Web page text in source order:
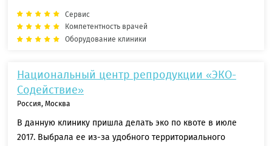
Сервис
Компетентность врачей
Оборудование клиники
Национальный центр репродукции «ЭКО-
Содействие»
Россия, Москва
В данную клинику пришла делать эко по квоте в июле
2017. Выбрала ее из-за удобного территориального